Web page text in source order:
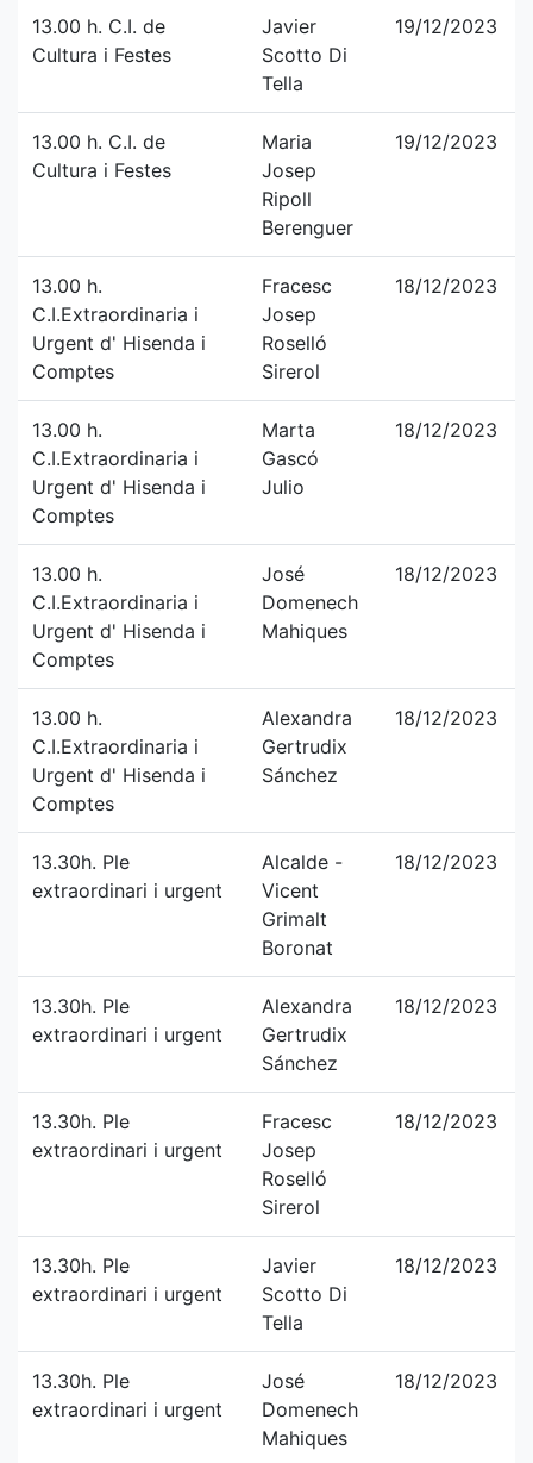
13.00 h. C.I. de
Cultura i Festes
Javier
Scotto Di
Tella
19/12/2023
13.00 h. C.I. de
Cultura i Festes
Maria
Josep
Ripoll
Berenguer
19/12/2023
13.00 h.
C.I.Extraordinaria i
Urgent d' Hisenda i
Comptes
Fracesc
Josep
Roselló
Sirerol
18/12/2023
13.00 h.
C.I.Extraordinaria i
Urgent d' Hisenda i
Comptes
Marta
Gascó
Julio
18/12/2023
13.00 h.
C.I.Extraordinaria i
Urgent d' Hisenda i
Comptes
José
Domenech
Mahiques
18/12/2023
13.00 h.
C.I.Extraordinaria i
Urgent d' Hisenda i
Comptes
Alexandra
Gertrudix
Sánchez
18/12/2023
13.30h. Ple
extraordinari i urgent
Alcalde -
Vicent
Grimalt
Boronat
18/12/2023
13.30h. Ple
extraordinari i urgent
Alexandra
Gertrudix
Sánchez
18/12/2023
13.30h. Ple
extraordinari i urgent
Fracesc
Josep
Roselló
Sirerol
18/12/2023
13.30h. Ple
extraordinari i urgent
Javier
Scotto Di
Tella
18/12/2023
13.30h. Ple
extraordinari i urgent
José
Domenech
Mahiques
18/12/2023